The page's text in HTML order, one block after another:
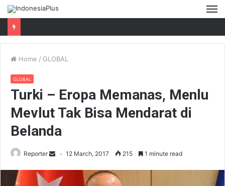
Home / GLOBAL
GLOBAL
Turki – Eropa Memanas, Menlu
Mevlut Tak Bisa Mendarat di
Belanda
Reporter 12 March, 2017 215 1 minute read